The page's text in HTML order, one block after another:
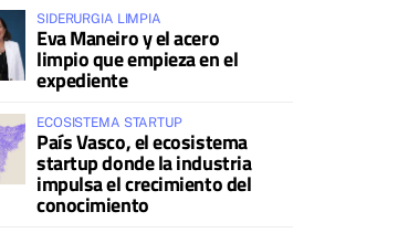
SIDERURGIA LIMPIA
Eva Maneiro y el acero
limpio que empieza en el
expediente
ECOSISTEMA STARTUP
País Vasco, el ecosistema
startup donde la industria
impulsa el crecimiento del
conocimiento